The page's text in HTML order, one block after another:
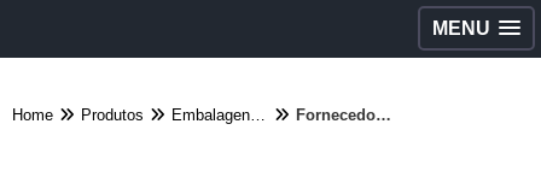
MENU
Home Produtos Embalagens diversas - Categoria Fornecedor de caixa para delivery Campo Limpo